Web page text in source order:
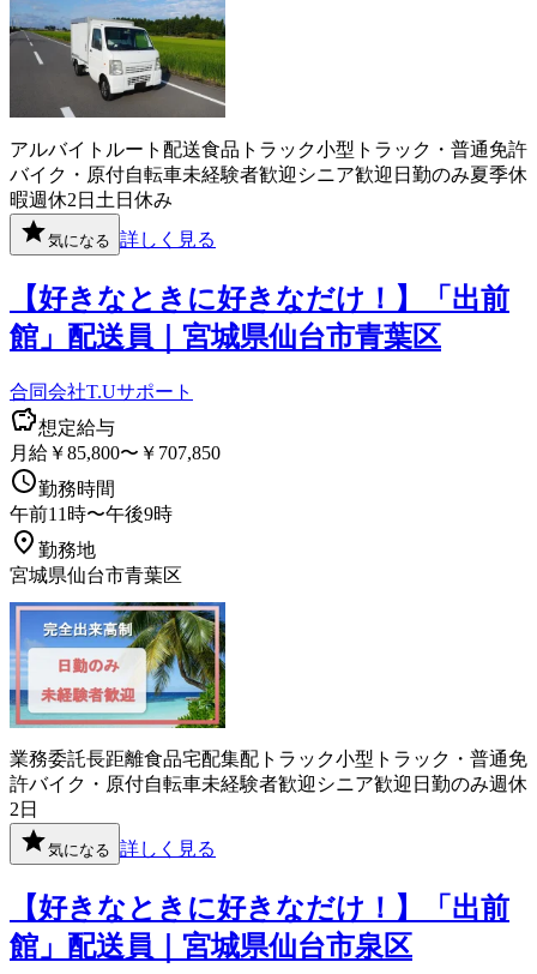
アルバイト ルート配送食品 トラック小型トラック・普通免許
バイク・原付自転車未経験者歓迎 シニア歓迎 日勤のみ夏季休
暇週休2日 土日休み
気になる 詳しく見る
【好きなときに好きなだけ！】「出前
館」配送員｜宮城県仙台市青葉区
合同会社T.Uサポート
想定給与
月給￥85,800〜￥707,850
勤務時間
午前11時〜午後9時
勤務地
宮城県仙台市青葉区
業務委託長距離食品宅配集配 トラック小型トラック・普通免
許バイク・原付自転車未経験者歓迎 シニア歓迎 日勤のみ週休
2日
気になる 詳しく見る
【好きなときに好きなだけ！】「出前
館」配送員｜宮城県仙台市泉区